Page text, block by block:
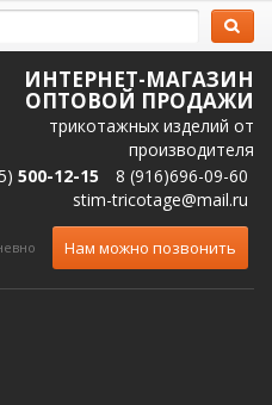
ИНТЕРНЕТ-МАГАЗИН
ОПТОВОЙ ПРОДАЖИ
трикотажных изделий от
производителя
500-12-15
8 (916)696-09-60
stim-tricotage@mail.ru
Нам можно позвонить